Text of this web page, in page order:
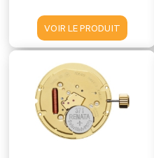
VOIR LE PRODUIT